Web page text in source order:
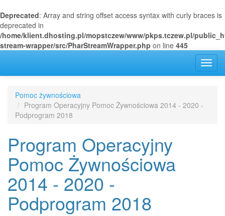
Deprecated: Array and string offset access syntax with curly braces is
deprecated in
/home/klient.dhosting.pl/mopstczew/www/pkps.tczew.pl/
stream-wrapper/src/PharStreamWrapper.php on line 445
treści
Pomoc żywnościowa
Program Operacyjny Pomoc Żywnościowa 2014 - 2020 -
Podprogram 2018
Program Operacyjny
Pomoc Żywnościowa
2014 - 2020 -
Podprogram 2018